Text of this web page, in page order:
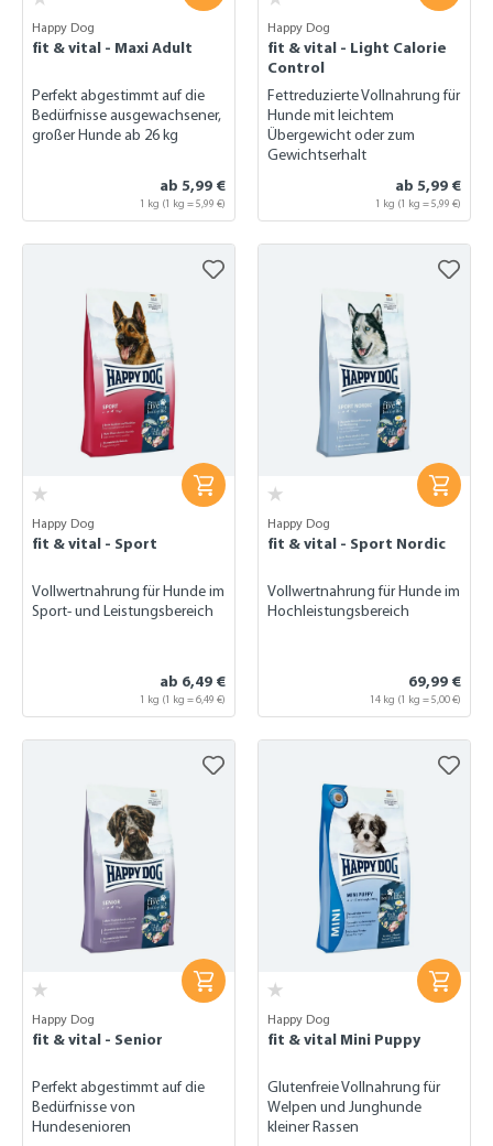
Happy Dog
fit & vital - Maxi Adult
Perfekt abgestimmt auf die
Bedürfnisse ausgewachsener,
großer Hunde ab 26 kg
ab 5,99 €
1 kg (1 kg = 5,99 €)
Happy Dog
fit & vital - Light Calorie
Control
Fettreduzierte Vollnahrung für
Hunde mit leichtem
Übergewicht oder zum
Gewichtserhalt
ab 5,99 €
1 kg (1 kg = 5,99 €)
Happy Dog
fit & vital - Sport
Vollwertnahrung für Hunde im
Sport- und Leistungsbereich
ab 6,49 €
1 kg (1 kg = 6,49 €)
Happy Dog
fit & vital - Sport Nordic
Vollwertnahrung für Hunde im
Hochleistungsbereich
69,99 €
14 kg (1 kg = 5,00 €)
Happy Dog
fit & vital - Senior
Perfekt abgestimmt auf die
Bedürfnisse von
Hundesenioren
Happy Dog
fit & vital Mini Puppy
Glutenfreie Vollnahrung für
Welpen und Junghunde
kleiner Rassen